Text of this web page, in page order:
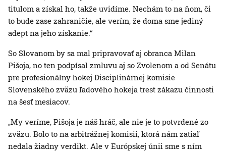
titulom a získal ho, takže uvidíme. Nechám to na ňom, či
to bude zase zahraničie, ale verím, že doma sme jediný
adept na jeho získanie.“
So Slovanom by sa mal pripravovať aj obranca Milan
Pišoja, no ten podpísal zmluvu aj so Zvolenom a od Senátu
pre profesionálny hokej Disciplinárnej komisie
Slovenského zväzu ľadového hokeja trest zákazu činnosti
na šesť mesiacov.
„My veríme, Pišoja je náš hráč, ale nie je to potvrdené zo
zväzu. Bolo to na arbitrážnej komisii, ktorá nám zatiaľ
nedala žiadny verdikt. Ale v Európskej únii sme s ním